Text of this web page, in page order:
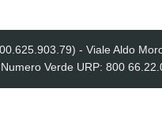
- Viale Aldo
Verde URP: 800